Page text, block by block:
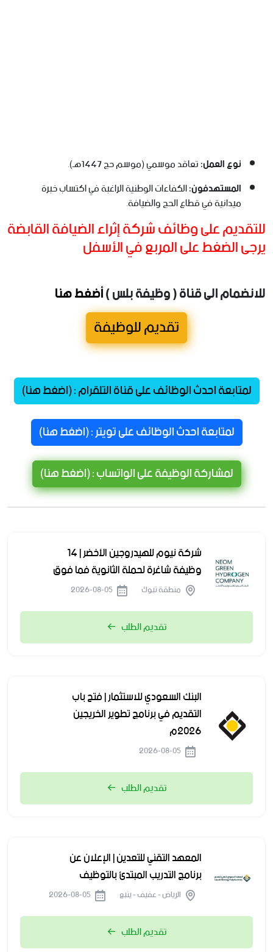
نوع العمل:تعاقد موسمي (موسم حج 1447هـ).
المستهدفون:الكفاءات الوطنية الراغبة في اكتساب خبرة
ميدانية في قطاع الحج والضيافة.
للتقديم على وظائف شركة إثراء الضيافة القابضة
يرجى الضغط على المربع في الأسفل
للانضمام الى قناة ( وظيفة بلس )أضغط هنا
تقديم للوظيفة
لمتابعة احدث الوظائف على قناة التلقرام : (اضغط هنا)
لمتابعة احدث الوظائف على تويتر : (اضغط هنا)
لمشاركة الوظيفة على الواتساب : (اضغط هنا)
شركة نيوم للهيدروجين الأخضر | 14
وظيفة شاغرة لحملة الثانوية فما فوق
منطقة تبوك
تقديم الطلب
البنك السعودي للاستثمار | فتح باب
التقديم في برنامج تطوير الخريجين
2026م
تقديم الطلب
المعهد التقني للتعدين | الإعلان عن
برنامج التدريب المبتدئ بالتوظيف
الرياض - عفيف - ينبع
تقديم الطلب